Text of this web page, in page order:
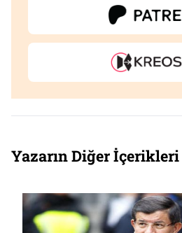
Yazarın Diğer İçerikleri